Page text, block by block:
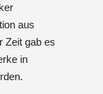
aus
Zeit gab es
in